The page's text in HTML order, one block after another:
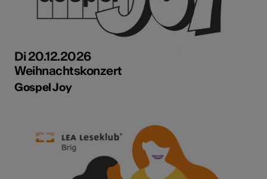
Di 20.12.2026
Weihnachtskonzert
Gospel Joy